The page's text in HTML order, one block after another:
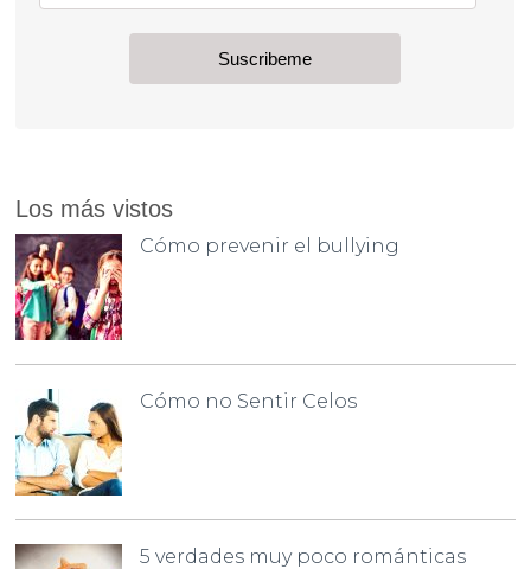
Los más vistos
Cómo prevenir el bullying
Cómo no Sentir Celos
5 verdades muy poco románticas